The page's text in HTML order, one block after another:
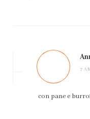
7
con pane e